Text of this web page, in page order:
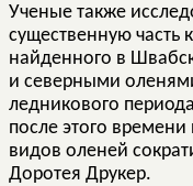
Ученые также
существенную часть
найденного в
и северными
ледникового
после этого
видов оленей
Доротея Друкер.